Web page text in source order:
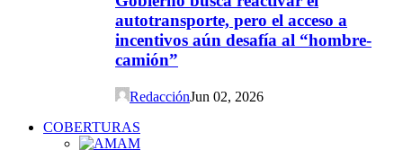
autotransporte, pero el acceso a
incentivos aún desafía al “hombre-
camión”
RedacciónJun 02, 2026
COBERTURAS